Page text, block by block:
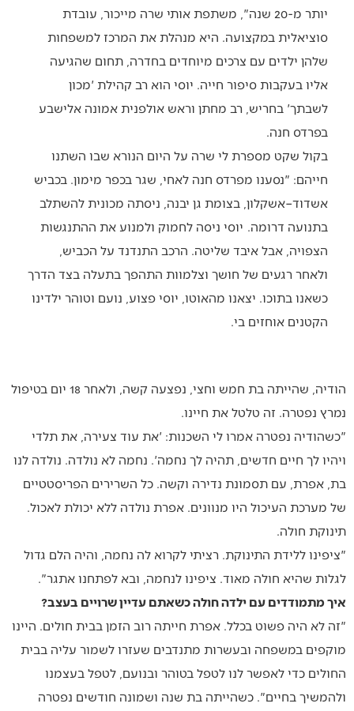
יותר מ-20 שנה", משתפת אותי שרה מייכור, עובדת
סוציאלית במקצועה. היא מנהלת את המרכז למשפחות
שלהן ילדים עם צרכים מיוחדים בחדרה, תחום שהגיעה
אליו בעקבות סיפור חייה. יוסי הוא רב קהילת 'מכון
לשבתך' בחריש, רב מחתן וראש אולפנית אמונה אלישבע
בפרדס חנה.
בקול שקט מספרת לי שרה על היום הנורא שבו השתנו
חייהם: "נסענו מפרדס חנה לאחי, שגר בכפר מימון. בכביש
אשדוד–אשקלון, בצומת גן יבנה, ניסתה מכונית להשתלב
בתנועה דרומה. יוסי ניסה לחמוק ולמנוע את ההתנגשות
הצפויה, אבל איבד שליטה. הרכב התנדנד על הכביש,
ולאחר רגעים של חושך וצלמוות התהפך בתעלה בצד הדרך
כשאנו בתוכו. יצאנו מהאוטו, יוסי פצוע, נועם וטוהר ילדינו
הקטנים אוחזים בי.
הודיה, שהייתה בת חמש וחצי, נפצעה קשה, ולאחר 18 יום בטיפול
נמרץ נפטרה. זה טלטל את חיינו.
"כשהודיה נפטרה אמרו לי השכנות: 'את עוד צעירה, את תלדי
ויהיו לך חיים חדשים, תהיה לך נחמה'. נחמה לא נולדה. נולדה לנו
בת, אפרת, עם תסמונת נדירה וקשה. כל השרירים הפריסטטיים
של מערכת העיכול היו מנוונים. אפרת נולדה ללא יכולת לאכול.
תינוקת חולה.
"ציפינו ללידת התינוקת. רציתי לקרוא לה נחמה, והיה הלם גדול
לגלות שהיא חולה מאוד. ציפינו לנחמה, ובא לפתחנו אתגר".
איך מתמודדים עם ילדה חולה כשאתם עדיין שרויים בעצב?
"זה לא היה פשוט בכלל. אפרת חייתה רוב הזמן בבית חולים. היינו
מוקפים במשפחה ובעשרות מתנדבים שעזרו לשמור עליה בבית
החולים כדי לאפשר לנו לטפל בטוהר ובנועם, לטפל בעצמנו
ולהמשיך בחיים". כשהייתה בת שנה ושמונה חודשים נפטרה